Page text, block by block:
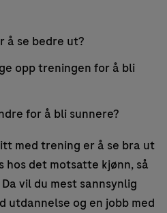
å se bedre ut?
opp treningen for å bli
for å bli sunnere?
med trening er å se bra ut
hos det motsatte kjønn, så
vil du mest sannsynlig
utdannelse og en jobb med